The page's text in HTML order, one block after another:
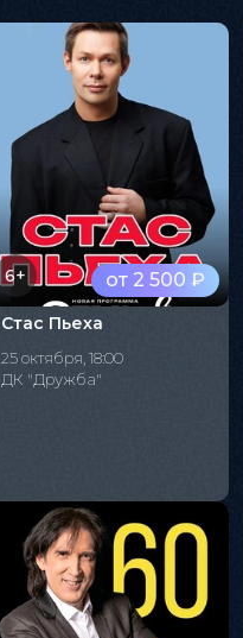
от 2 500 ₽
6+
Стас Пьеха
25 октября, 18:00
ДК "Дружба"